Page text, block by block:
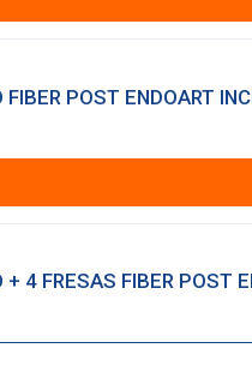
POST ENDOART
4 FRESAS FIBER POST